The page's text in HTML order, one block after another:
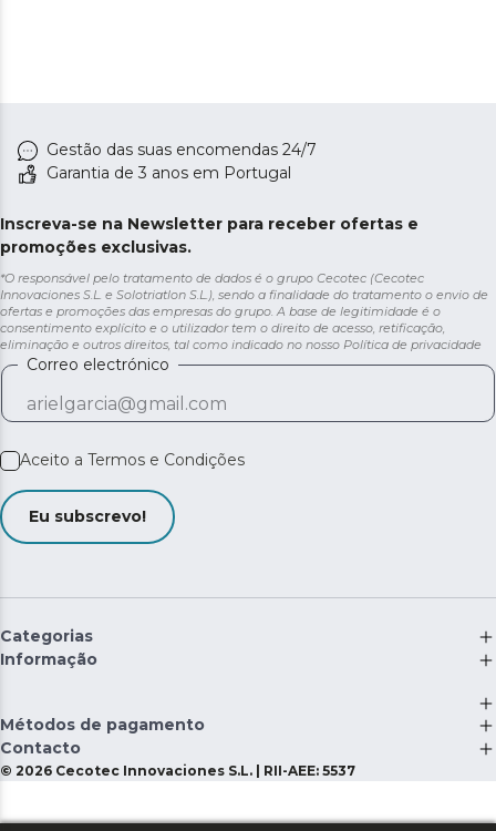
Gestão das suas encomendas 24/7
Garantia de 3 anos em Portugal
Inscreva-se na Newsletter para receber ofertas e
promoções exclusivas.
*O responsável pelo tratamento de dados é o grupo Cecotec (Cecotec
Innovaciones S.L. e Solotriatlon S.L.), sendo a finalidade do tratamento o envio de
ofertas e promoções das empresas do grupo. A base de legitimidade é o
consentimento explícito e o utilizador tem o direito de acesso, retificação,
eliminação e outros direitos, tal como indicado no nosso Política de privacidade
Correo electrónico
Aceito a Termos e Condições
Eu subscrevo!
Categorias
Informação
Métodos de pagamento
Contacto
© 2026 Cecotec Innovaciones S.L. | RII-AEE: 5537